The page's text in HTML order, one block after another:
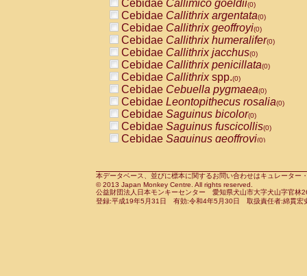
PitheciidaeCallicebus torquatus
PitheciidaeCallicebusspp.(0)
PitheciidaeChiropotes satanas(0)
PitheciidaePithecia monachus
PitheciidaePithecia pithecia(0)
CercopithecidaeCercocebus agilis
CercopithecidaeCercocebus
CercopithecidaeCercocebus
CercopithecidaeCercocebus
CercopithecidaeCercocebus
CercopithecidaeCercocebushybrid
CercopithecidaePapio anubis(0)
CercopithecidaePapio cynocephalus
CercopithecidaePapio hamadryas(0)
Cebidae Callimico goeldii(0)
Cebidae Callithrix argentata(0)
Cebidae Callithrix geoffroyi(0)
Cebidae Callithrix humeralifer(0)
Cebidae Callithrix jacchus(0)
Cebidae Callithrix penicillata(0)
Cebidae Callithrixspp.(0)
Cebidae Cebuella pygmaea(0)
Cebidae Leontopithecus rosalia(0)
Cebidae Saguinus bicolor(0)
Cebidae Saguinus fuscicollis(0)
Cebidae Saguinus geoffroyi(0)
CebidaeSaguinus leucopus(0)
CebidaeSaguinus midas(0)
Cebidae Saguinus mystax(0)
本データベース、並びに標本に関するお問い合わせはキュレータ
© 2013 Japan Monkey Centre. All rights reserved.
公益財団法人日本モンキーセンター 愛知県犬山市大字犬山字官
登録:平成19年5月31日 有効:令和4年5月30日 取扱責任者:綿貫宏